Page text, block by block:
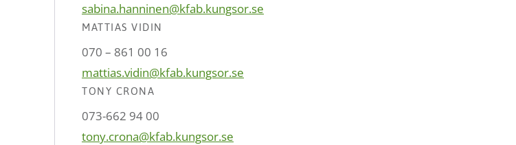
sabina.hanninen@kfab.kungsor.se
MATTIAS VIDIN
070 – 861 00 16
mattias.vidin@kfab.kungsor.se
TONY CRONA
073-662 94 00
tony.crona@kfab.kungsor.se